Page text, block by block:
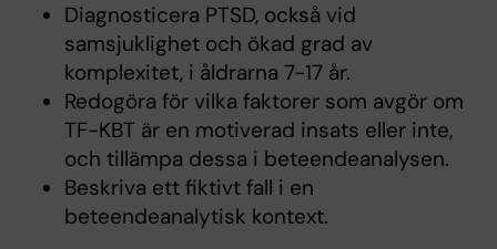
Diagnosticera PTSD, också vid
samsjuklighet och ökad grad av
komplexitet, i åldrarna 7-17 år.
Redogöra för vilka faktorer som avgör om
TF-KBT är en motiverad insats eller inte,
och tillämpa dessa i beteendeanalysen.
Beskriva ett fiktivt fall i en
beteendeanalytisk kontext.